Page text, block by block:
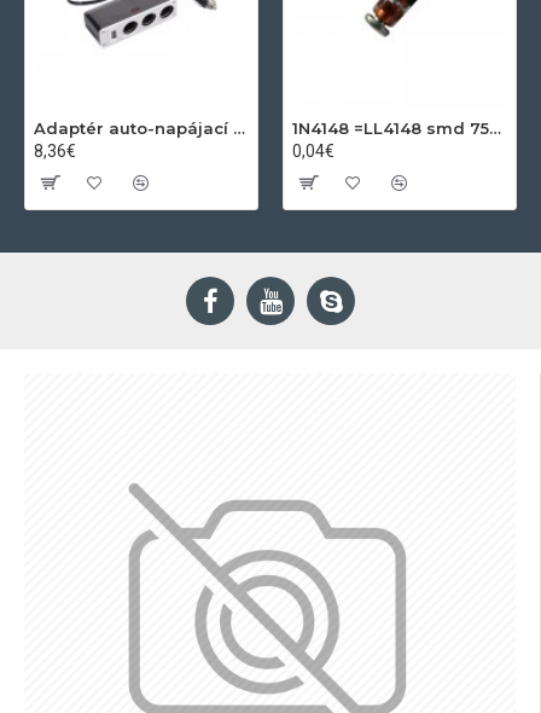
Adaptér auto-napájací 1xkon./3x zdierka- 12/24V, USB 1000mA
8,36€
1N4148 =LL4148 smd 75V,0.15A SOD80C
0,04€